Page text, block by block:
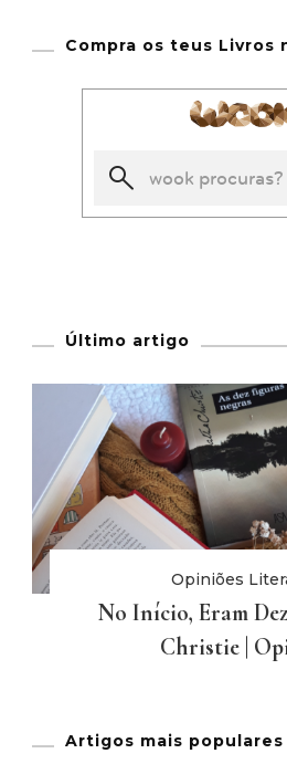
Compra os teus Livros
Último artigo
Opiniões
No Início, Eram
Christie |
Artigos mais populares